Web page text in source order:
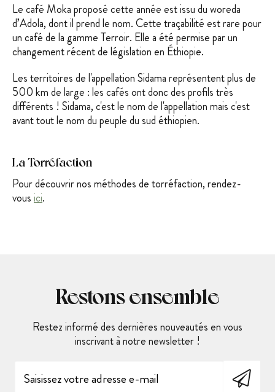
Le café Moka proposé cette année est issu du woreda
d’Adola, dont il prend le nom. Cette traçabilité est rare pour
un café de la gamme Terroir. Elle a été permise par un
changement récent de législation en Éthiopie.
Les territoires de l'appellation Sidama représentent plus de
500km de large : les cafés ont donc des profils très
différents ! Sidama, c'est le nom de l'appellation mais c'est
avant tout le nom du peuple du sud éthiopien.
La Torréfaction
Pour découvrir nos méthodes de torréfaction, rendez-
vousici.
Restons ensemble
Restez informé des dernières nouveautés en vous
inscrivant à notre newsletter !